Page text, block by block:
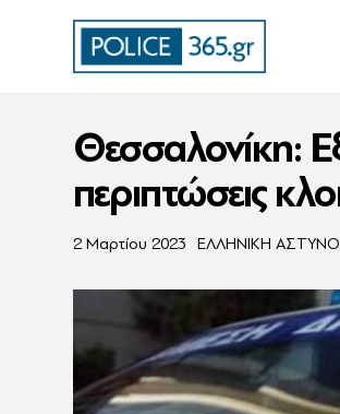
Θεσσαλονίκη:
περιπτώσεις
2 Μαρτίου 2023 ΕΛΛΗΝΙΚΗ